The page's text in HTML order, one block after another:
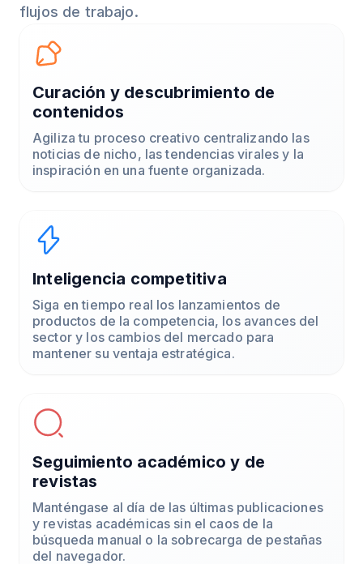
flujos de trabajo.
Curación y descubrimiento de
contenidos
Agiliza tu proceso creativo centralizando las
noticias de nicho, las tendencias virales y la
inspiración en una fuente organizada.
Inteligencia competitiva
Siga en tiempo real los lanzamientos de
productos de la competencia, los avances del
sector y los cambios del mercado para
mantener su ventaja estratégica.
Seguimiento académico y de
revistas
Manténgase al día de las últimas publicaciones
y revistas académicas sin el caos de la
búsqueda manual o la sobrecarga de pestañas
del navegador.